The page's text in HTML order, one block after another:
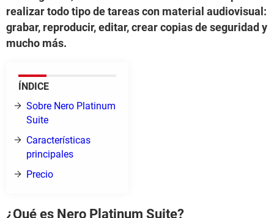
realizar todo tipo de tareas con material audiovisual:
grabar, reproducir, editar, crear copias de seguridad y
mucho más.
ÍNDICE
Sobre Nero Platinum
Suite
Características
principales
Precio
¿Qué es Nero Platinum Suite?